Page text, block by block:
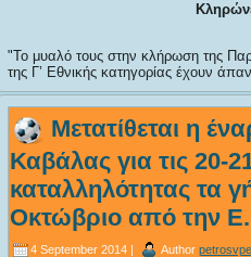
Το μυαλό τους στην κλήρωση της
της Γ’ Εθνικής κατηγορίας έχουν
Μετατίθεται η
Καβάλας για τις 20-
καταλληλότητας τα
Οκτώβριο από την
4 September 2014 | Author